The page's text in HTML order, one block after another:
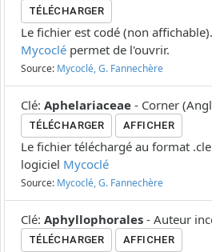
TÉLÉCHARGER
Le fichier est codé (non
Mycoclé permet de l'ouvrir.
Source: Mycoclé, G. Fannechère
Clé: Aphelariaceae - Corner (
TÉLÉCHARGER AFFICHER
Le fichier téléchargé au format
logiciel Mycoclé
Source: Mycoclé, G. Fannechère
Clé: Aphyllophorales - Auteur
TÉLÉCHARGER AFFICHER